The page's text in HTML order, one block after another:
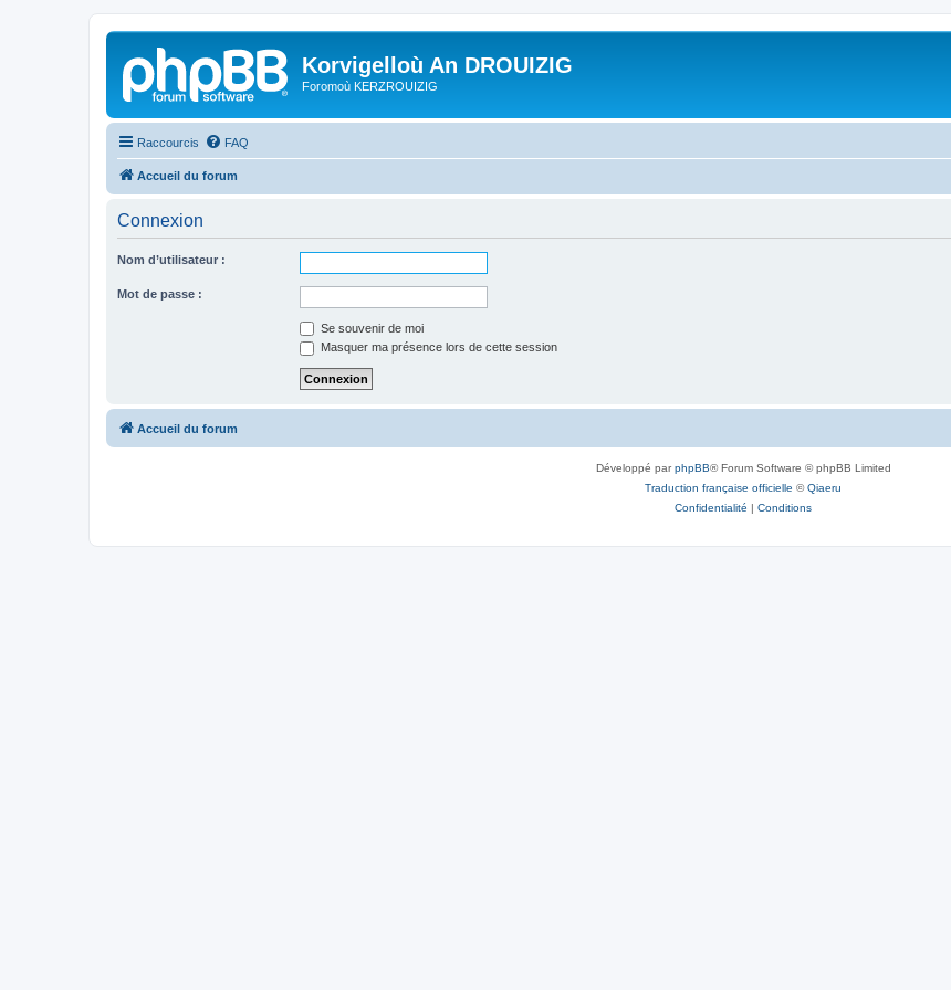
Korvigelloù An DROUIZIG
Foromoù KERZROUIZIG
Raccourcis FAQ
Accueil du forum
Connexion
Nom d’utilisateur :
Mot de passe :
Se souvenir de moi
Masquer ma présence lors de cette session
Accueil du forum
Développé parphpBB® Forum Software © phpBB Limited
Traduction française officielle ©Qiaeru
Confidentialité | Conditions